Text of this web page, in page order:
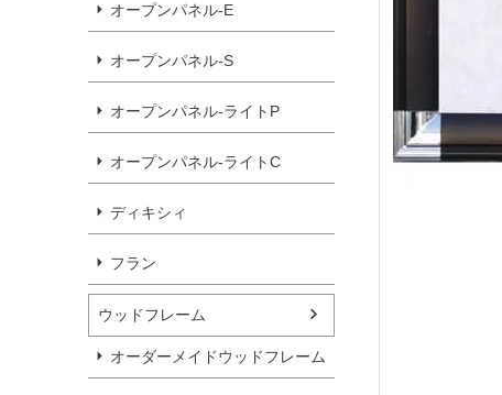
オープンパネル-E
オープンパネル-S
オープンパネル-ライトP
オープンパネル-ライトC
ディキシィ
フラン
ウッドフレーム
オーダーメイドウッドフレーム